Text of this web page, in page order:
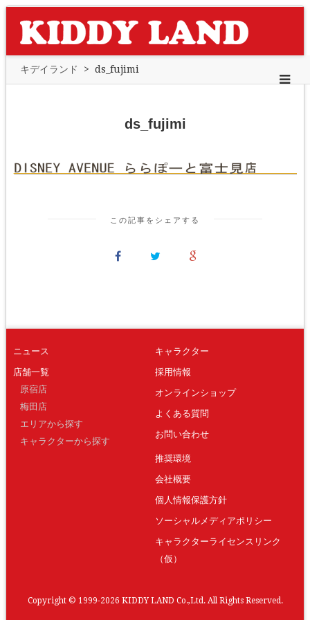
キデイランド > ds_fujimi
ds_fujimi
この記事をシェアする
ニュース
店舗一覧
原宿店
梅田店
エリアから探す
キャラクターから探す
キャラクター
採用情報
オンラインショップ
よくある質問
お問い合わせ
推奨環境
会社概要
個人情報保護方針
ソーシャルメディアポリシー
キャラクターライセンスリンク
（仮）
Copyright © 1999-2026 KIDDY LAND Co.,Ltd. All Rights Reserved.